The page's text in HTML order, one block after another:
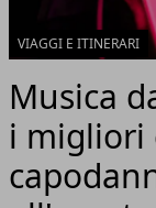
VIAGGI E ITINERARI
Musica
i migliori